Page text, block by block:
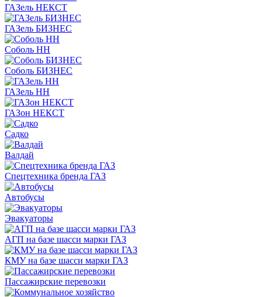
ГАЗель НЕКСТ
ГАЗель БИЗНЕС
Соболь НН
Соболь БИЗНЕС
ГАЗель НН
ГАЗон НЕКСТ
Садко
Валдай
Спецтехника бренда ГАЗ
Автобусы
Эвакуаторы
АГП на базе шасси марки ГАЗ
КМУ на базе шасси марки ГАЗ
Пассажирские перевозки